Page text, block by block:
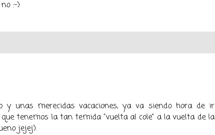
:-)
y unas merecidas vacaciones, ya va siendo hora de ir
tenemos la tan temida "vuelta al cole" a la vuelta de la
jejej).